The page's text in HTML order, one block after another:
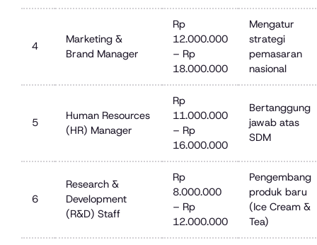
4
Marketing &
Brand Manager
Rp
12.000.000
– Rp
18.000.000
Mengatur
strategi
pemasaran
nasional
5
Human Resources
(HR) Manager
Rp
11.000.000
– Rp
16.000.000
Bertanggung
jawab atas
SDM
6
Research &
Development
(R&D) Staff
Rp
8.000.000
– Rp
12.000.000
Pengembang
produk baru
(Ice Cream &
Tea)